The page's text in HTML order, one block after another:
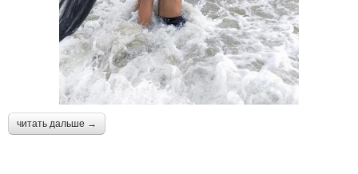
читать дальше →